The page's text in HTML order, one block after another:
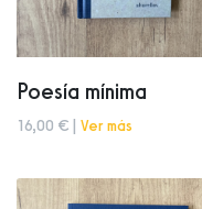
Poesía mínima
16,00 € | Ver más